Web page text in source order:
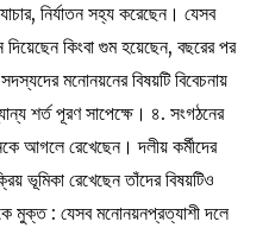
নির্যাতন সহ্য করেছেন। যেসব
দিয়েছেন কিংবা গুম হয়েছেন, বছরের পর
মনোনয়নের বিষয়টি বিবেচনায়
শর্ত পূরণ সাপেক্ষে। ৪. সংগঠনের
আগলে রেখেছেন। দলীয় কর্মীদের
ভূমিকা রেখেছেন তাঁদের বিষয়টিও
মুক্ত : যেসব মনোনয়নপ্রত্যাশী দলে